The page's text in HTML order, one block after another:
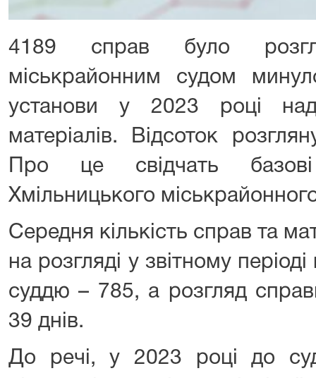
4189 справ було
міськрайонним судом
установи у 2023 році
матеріалів. Відсоток
Про це свідчать
Хмільницького
Середня кількість справ та
на розгляді у звітному
суддю – 785, а розгляд
39 днів.
До речі, у 2023 році до